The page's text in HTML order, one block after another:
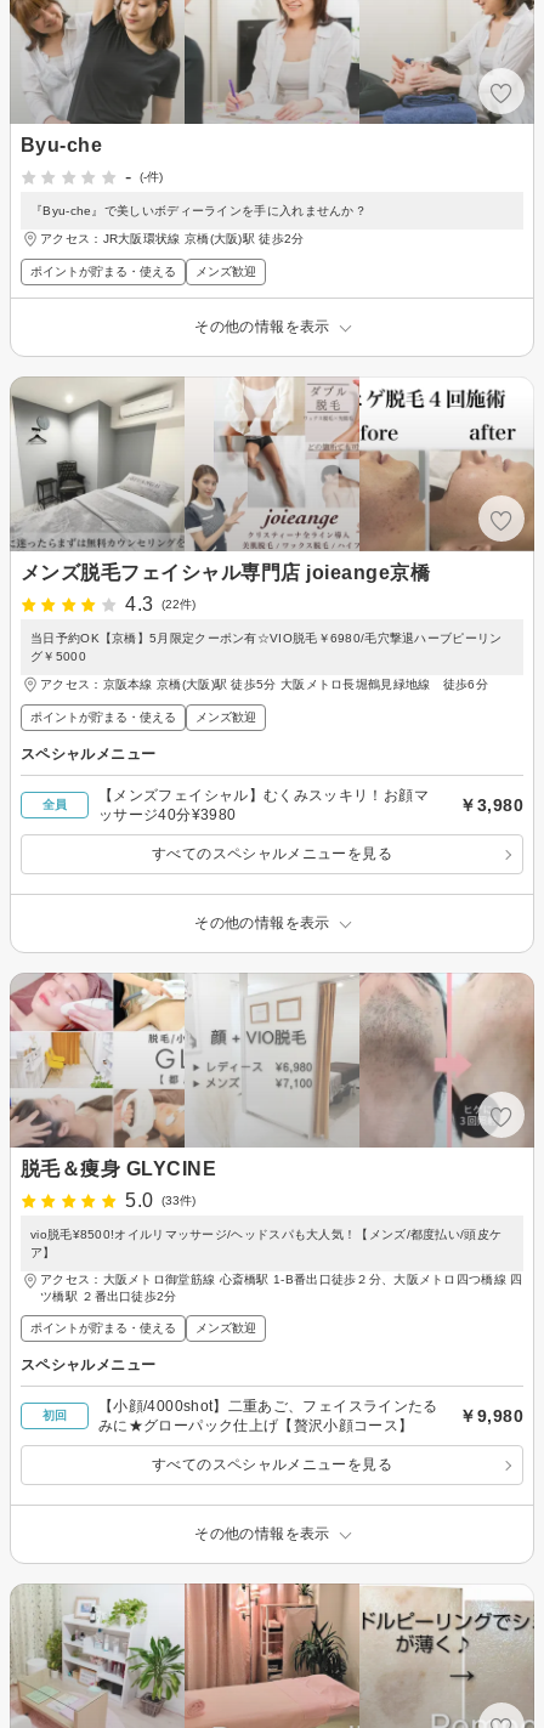
Byu-che
-
(-件)
『Byu-che』で美しいボディーラインを手に入れませんか？
アクセス：JR大阪環状線 京橋(大阪)駅 徒歩2分
ポイントが貯まる・使える メンズ歓迎
その他の情報を表示
メンズ脱毛フェイシャル専門店 joieange京橋
4.3
(22件)
当日予約OK【京橋】5月限定クーポン有☆VIO脱毛￥6980/毛穴撃退ハーブピーリン
グ￥5000
アクセス：京阪本線 京橋(大阪)駅 徒歩5分 大阪メトロ長堀鶴見緑地線 徒歩6分
ポイントが貯まる・使える メンズ歓迎
スペシャルメニュー
全員
【メンズフェイシャル】むくみスッキリ！お顔マ
ッサージ40分¥3980
￥3,980
すべてのスペシャルメニューを見る
その他の情報を表示
脱毛＆痩身 GLYCINE
5.0
(33件)
vio脱毛¥8500!オイルリマッサージ/ヘッドスパも大人気！【メンズ/都度払い/頭皮ケ
ア】
アクセス：大阪メトロ御堂筋線 心斎橋駅 1-B番出口徒歩２分、大阪メトロ四つ橋線 四
ツ橋駅 ２番出口徒歩2分
ポイントが貯まる・使える メンズ歓迎
スペシャルメニュー
初回
【小顔/4000shot】二重あご、フェイスラインたる
みに★グローパック仕上げ【贅沢小顔コース】
￥9,980
すべてのスペシャルメニューを見る
その他の情報を表示